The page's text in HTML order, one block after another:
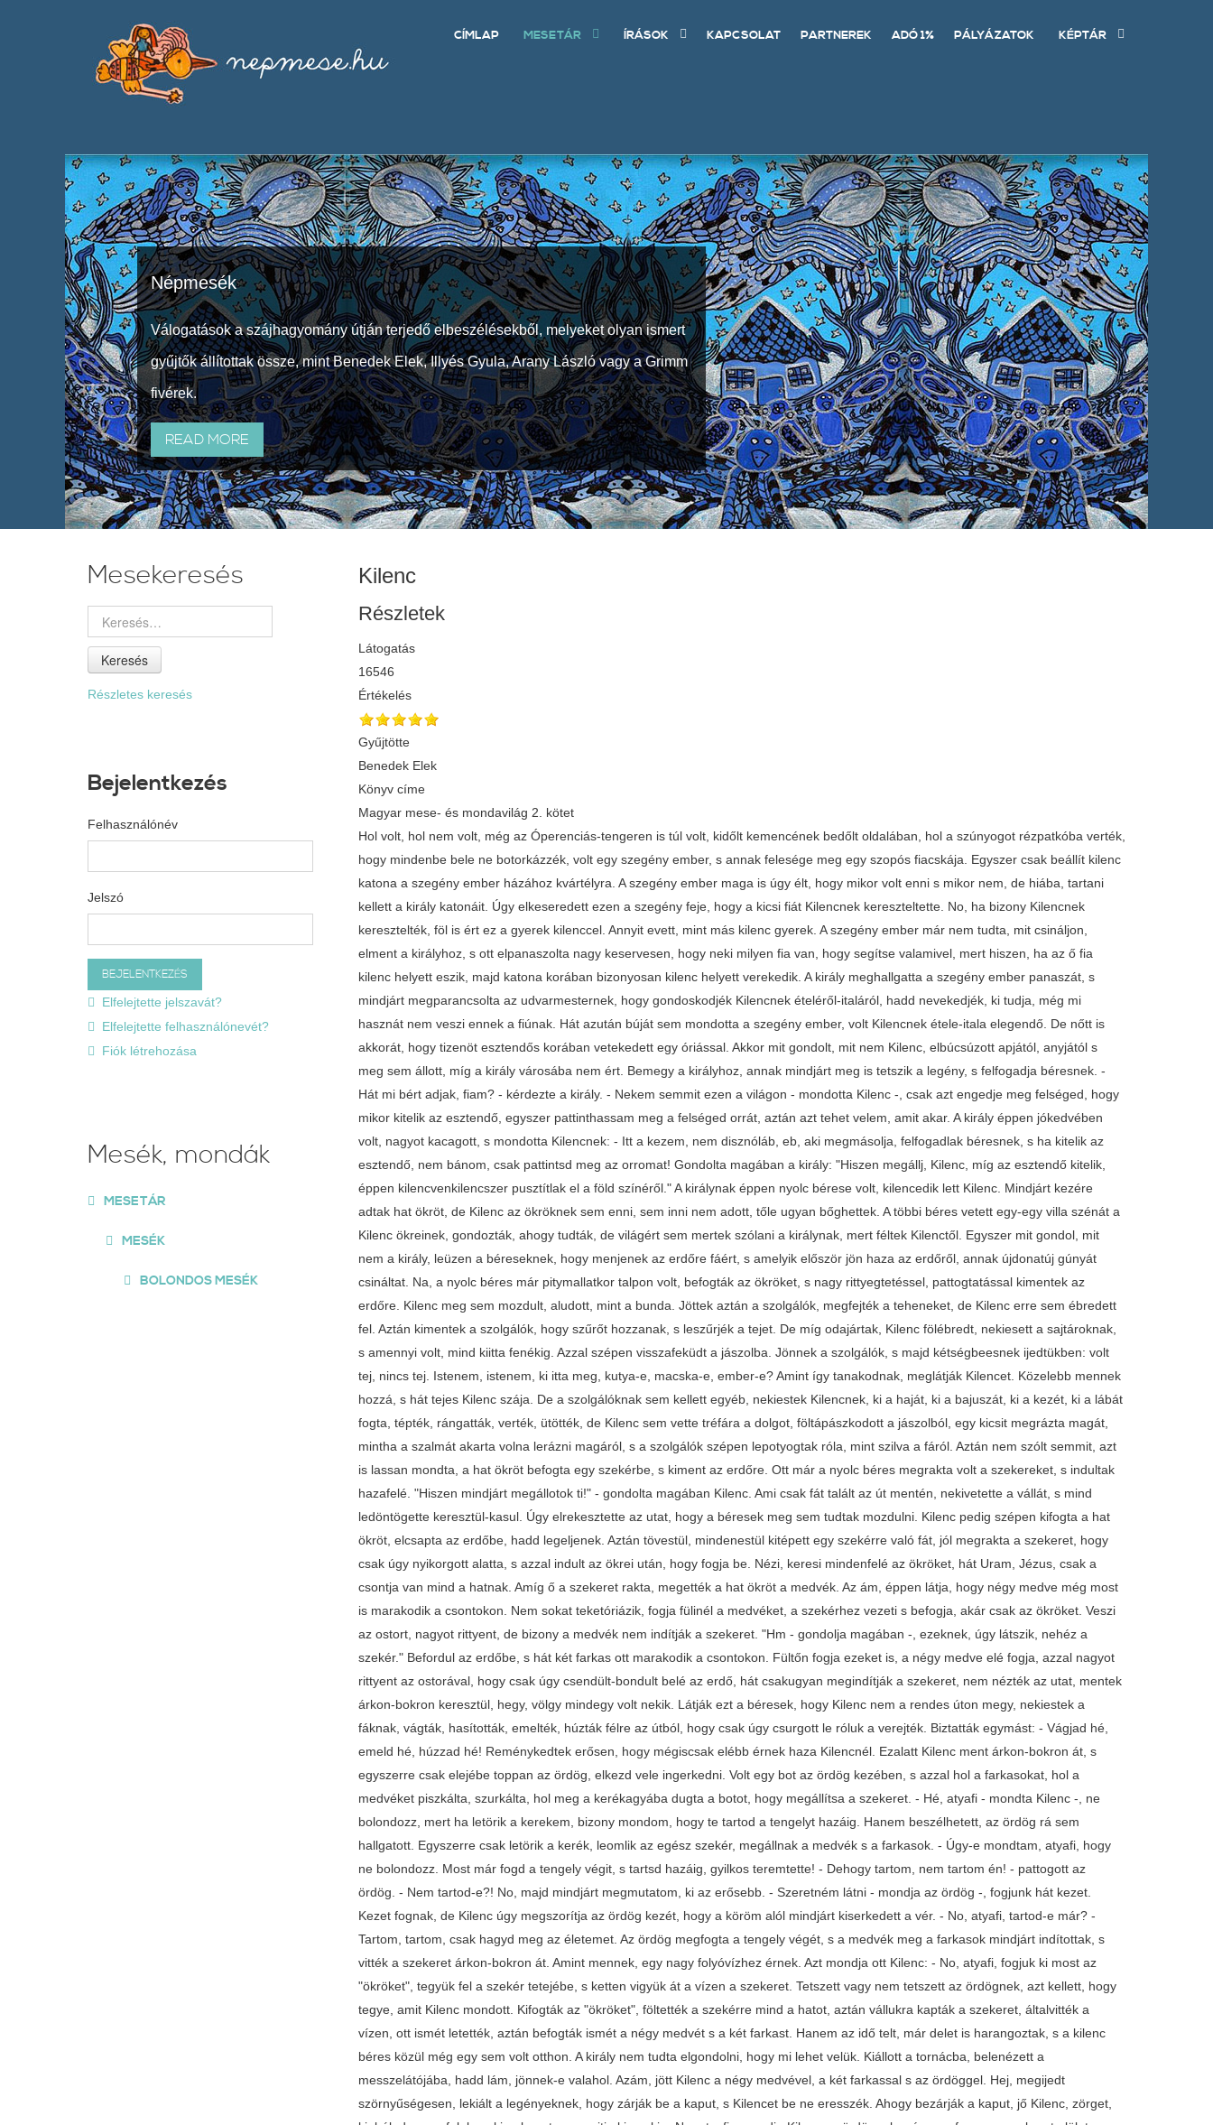
CÍMLAP MESETÁR ÍRÁSOK KAPCSOLAT PARTNEREK ADÓ 1% PÁLYÁZATOK KÉPTÁR
Népmesék
Válogatások a szájhagyomány útján terjedő elbeszélésekből, melyeket olyan ismert
gyűjtők állítottak össze, mint Benedek Elek, Illyés Gyula, Arany László vagy a Grimm
fivérek.
READ MORE
Kilenc
Részletek
Látogatás
16546
Értékelés
Gyűjtötte
Benedek Elek
Könyv címe
Magyar mese- és mondavilág 2. kötet
Hol volt, hol nem volt, még az Óperenciás-tengeren is túl volt, kidőlt kemencének bedőlt oldalában, hol a szúnyogot rézpatkóba verték, hogy mindenbe bele ne botorkázzék, volt egy szegény ember, s annak felesége meg egy szopós fiacskája. Egyszer csak beállít kilenc katona a szegény ember házához kvártélyra. A szegény ember maga is úgy élt, hogy mikor volt enni s mikor nem, de hiába, tartani kellett a király katonáit. Úgy elkeseredett ezen a szegény feje, hogy a kicsi fiát Kilencnek kereszteltette. No, ha bizony Kilencnek keresztelték, föl is ért ez a gyerek kilenccel. Annyit evett, mint más kilenc gyerek. A szegény ember már nem tudta, mit csináljon, elment a királyhoz, s ott elpanaszolta nagy keservesen, hogy neki milyen fia van, hogy segítse valamivel, mert hiszen, ha az ő fia kilenc helyett eszik, majd katona korában bizonyosan kilenc helyett verekedik. A király meghallgatta a szegény ember panaszát, s mindjárt megparancsolta az udvarmesternek, hogy gondoskodjék Kilencnek ételéről-italáról, hadd nevekedjék, ki tudja, még mi hasznát nem veszi ennek a fiúnak. Hát azután búját sem mondotta a szegény ember, volt Kilencnek étele-itala elegendő. De nőtt is akkorát, hogy tizenöt esztendős korában vetekedett egy óriással. Akkor mit gondolt, mit nem Kilenc, elbúcsúzott apjától, anyjától s meg sem állott, míg a király városába nem ért. Bemegy a királyhoz, annak mindjárt meg is tetszik a legény, s felfogadja béresnek. - Hát mi bért adjak, fiam? - kérdezte a király. - Nekem semmit ezen a világon - mondotta Kilenc -, csak azt engedje meg felséged, hogy mikor kitelik az esztendő, egyszer pattinthassam meg a felséged orrát, aztán azt tehet velem, amit akar. A király éppen jókedvében volt, nagyot kacagott, s mondotta Kilencnek: - Itt a kezem, nem disznóláb, eb, aki megmásolja, felfogadlak béresnek, s ha kitelik az esztendő, nem bánom, csak pattintsd meg az orromat! Gondolta magában a király: "Hiszen megállj, Kilenc, míg az esztendő kitelik, éppen kilencvenkilencszer pusztítlak el a föld színéről." A királynak éppen nyolc bérese volt, kilencedik lett Kilenc. Mindjárt kezére adtak hat ökröt, de Kilenc az ökröknek sem enni, sem inni nem adott, tőle ugyan bőghettek. A többi béres vetett egy-egy villa szénát a Kilenc ökreinek, gondozták, ahogy tudták, de világért sem mertek szólani a királynak, mert féltek Kilenctől. Egyszer mit gondol, mit nem a király, leüzen a béreseknek, hogy menjenek az erdőre fáért, s amelyik először jön haza az erdőről, annak újdonatúj gúnyát csináltat. Na, a nyolc béres már pitymallatkor talpon volt, befogták az ökröket, s nagy rittyegtetéssel, pattogtatással kimentek az erdőre. Kilenc meg sem mozdult, aludott, mint a bunda. Jöttek aztán a szolgálók, megfejték a teheneket, de Kilenc erre sem ébredett fel. Aztán kimentek a szolgálók, hogy szűrőt hozzanak, s leszűrjék a tejet. De míg odajártak, Kilenc fölébredt, nekiesett a sajtároknak, s amennyi volt, mind kiitta fenékig. Azzal szépen visszafeküdt a jászolba. Jönnek a szolgálók, s majd kétségbeesnek ijedtükben: volt tej, nincs tej. Istenem, istenem, ki itta meg, kutya-e, macska-e, ember-e? Amint így tanakodnak, meglátják Kilencet. Közelebb mennek hozzá, s hát tejes Kilenc szája. De a szolgálóknak sem kellett egyéb, nekiestek Kilencnek, ki a haját, ki a bajuszát, ki a kezét, ki a lábát fogta, tépték, rángatták, verték, ütötték, de Kilenc sem vette tréfára a dolgot, föltápászkodott a jászolból, egy kicsit megrázta magát, mintha a szalmát akarta volna lerázni magáról, s a szolgálók szépen lepotyogtak róla, mint szilva a fáról. Aztán nem szólt semmit, azt is lassan mondta, a hat ökröt befogta egy szekérbe, s kiment az erdőre. Ott már a nyolc béres megrakta volt a szekereket, s indultak hazafelé. "Hiszen mindjárt megállotok ti!" - gondolta magában Kilenc. Ami csak fát talált az út mentén, nekivetette a vállát, s mind ledöntögette keresztül-kasul. Úgy elrekesztette az utat, hogy a béresek meg sem tudtak mozdulni. Kilenc pedig szépen kifogta a hat ökröt, elcsapta az erdőbe, hadd legeljenek. Aztán tövestül, mindenestül kitépett egy szekérre való fát, jól megrakta a szekeret, hogy csak úgy nyikorgott alatta, s azzal indult az ökrei után, hogy fogja be. Nézi, keresi mindenfelé az ökröket, hát Uram, Jézus, csak a csontja van mind a hatnak. Amíg ő a szekeret rakta, megették a hat ökröt a medvék. Az ám, éppen látja, hogy négy medve még most is marakodik a csontokon. Nem sokat teketóriázik, fogja fülinél a medvéket, a szekérhez vezeti s befogja, akár csak az ökröket. Veszi az ostort, nagyot rittyent, de bizony a medvék nem indítják a szekeret. "Hm - gondolja magában -, ezeknek, úgy látszik, nehéz a szekér." Befordul az erdőbe, s hát két farkas ott marakodik a csontokon. Fültőn fogja ezeket is, a négy medve elé fogja, azzal nagyot rittyent az ostorával, hogy csak úgy csendült-bondult belé az erdő, hát csakugyan megindítják a szekeret, nem nézték az utat, mentek árkon-bokron keresztül, hegy, völgy mindegy volt nekik. Látják ezt a béresek, hogy Kilenc nem a rendes úton megy, nekiestek a fáknak, vágták, hasították, emelték, húzták félre az útból, hogy csak úgy csurgott le róluk a verejték. Biztatták egymást: - Vágjad hé, emeld hé, húzzad hé! Reménykedtek erősen, hogy mégiscsak elébb érnek haza Kilencnél. Ezalatt Kilenc ment árkon-bokron át, s egyszerre csak elejébe toppan az ördög, elkezd vele ingerkedni. Volt egy bot az ördög kezében, s azzal hol a farkasokat, hol a medvéket piszkálta, szurkálta, hol meg a kerékagyába dugta a botot, hogy megállítsa a szekeret. - Hé, atyafi - mondta Kilenc -, ne bolondozz, mert ha letörik a kerekem, bizony mondom, hogy te tartod a tengelyt hazáig. Hanem beszélhetett, az ördög rá sem hallgatott. Egyszerre csak letörik a kerék, leomlik az egész szekér, megállnak a medvék s a farkasok. - Úgy-e mondtam, atyafi, hogy ne bolondozz. Most már fogd a tengely végit, s tartsd hazáig, gyilkos teremtette! - Dehogy tartom, nem tartom én! - pattogott az ördög. - Nem tartod-e?! No, majd mindjárt megmutatom, ki az erősebb. - Szeretném látni - mondja az ördög -, fogjunk hát kezet. Kezet fognak, de Kilenc úgy megszorítja az ördög kezét, hogy a köröm alól mindjárt kiserkedett a vér. - No, atyafi, tartod-e már? - Tartom, tartom, csak hagyd meg az életemet. Az ördög megfogta a tengely végét, s a medvék meg a farkasok mindjárt indítottak, s vitték a szekeret árkon-bokron át. Amint mennek, egy nagy folyóvízhez érnek. Azt mondja ott Kilenc: - No, atyafi, fogjuk ki most az "ökröket", tegyük fel a szekér tetejébe, s ketten vigyük át a vízen a szekeret. Tetszett vagy nem tetszett az ördögnek, azt kellett, hogy tegye, amit Kilenc mondott. Kifogták az "ökröket", föltették a szekérre mind a hatot, aztán vállukra kapták a szekeret, általvitték a vízen, ott ismét letették, aztán befogták ismét a négy medvét s a két farkast. Hanem az idő telt, már delet is harangoztak, s a kilenc béres közül még egy sem volt otthon. A király nem tudta elgondolni, hogy mi lehet velük. Kiállott a tornácba, belenézett a messzelátójába, hadd lám, jönnek-e valahol. Azám, jött Kilenc a négy medvével, a két farkassal s az ördöggel. Hej, megijedt szörnyűségesen, lekiált a legényeknek, hogy zárják be a kaput, s Kilencet be ne eresszék. Ahogy bezárják a kaput, jő Kilenc, zörget, kiabál, de nem felel senki, a kaput sem nyitja ki senki. - No, atyafi - mondja Kilenc az ördögnek -, én megfogom a szekeret elöl, te meg túlról, s hajítsuk át a kapun, de úgy, hogy se a szekérnek, se az "ökröknek" baja ne legyen. Megfogják a szekeret, áthajítják a kapun. Nem is lett baja sem a szekérnek, sem az "ökröknek", csak a fák törtek apró darabokra; vihették mindjárt a szolgálók a konyhára. A medvéket s a farkasokat Kilenc szépen bekötötte az istállóba. A király úgy megijedett, hogy egy szó nem sok, annyit sem mert szólani Kilencnek. Megcsináltatta neki a ruhát, s még meg is dicsérte. Hanem ettől kezdve nem volt sem éjjele, sem nappala. "Istenem, Istenem - gondolta magában -, ha kitelik az esztendő, s ez a legény megpattintja az orromat, vége az életemnek!" Mind azon törte a fejét, hogy s mint tudja elpusztítani Kilencet. Egyszer aztán levelet írt a király a szomszéd városba, s azt írta abban a levélben, hogy aki ezt a levelet általadja, világhíres nagy tolvaj, egyszeriben füleljék le s akasszák fel. Hanem szóval azt mondotta Kilencnek, hogy csak menjen be a városba, itt meg itt adja át a levelet, ott nagy summa pénzzel tartoznak, s hozza el a pénzt. Béfogja Kilenc az ő hat "ökrét", bemegy a városba, ottan átadja a levelet a bírónak. No, mindjárt összecsődítik a várost, körülfogják Kilencet, s viszik az akasztófa alá. Mondja a hóhér Kilencnek: - No, fiam, ne félj, tedd a nyakadat a hurokba! Mondja Kilenc: - Tenném én jó szívvel, de nem tudom a módját. Elébb mutassa meg kend. Mit gondol, mit nem a hóhér, bolond fejét beledugja a hurokba. De Kilencnek sem kellett több, megrántja a kötelet, s vége volt a hóhérnak. Hej, megijednek a népek, szaladott, ki amerre látott. - Nem oda Buda! - kiáltott Kilenc. Nyakon csípte a város bíráját, s mondta: - Hé, add meg a király pénzét, mert különben az egész várost összeduvasztom. Mit csináljon a szegény városbírája, ami pénz volt a ládában, leolvasta Kilencnek. Azzal Kilenc nagy vígan visszament a királyhoz. - Itt a pénz, felséges királyom. Majd megpukkadt mérgében a király. Nem tudta már, mit csináljon Kilenccel. Gondolt erre, gondolt arra, egyszerre csak azt gondolta, hogy összeszedeti, ami csont van a határban, s elküldi Kilenccel az ördögök malmába, hogy őröltesse meg. Ha az emberek nem bírtak vele, majd csak bírnak vele az ördögök - gondolta magában a király. Még aznap összeszednek kilenc zsák csontot, s mondja a király Kilencnek: - No, fiam, vidd el ezt a kilenc zsák csontot az ördögök malmába, s őröltesd meg! Befogja Kilenc a négy medvét s a két farkast, viszi a csontot az ördögök malmába. De mikor éppen közeledett a malom felé, észrevette az az ördög, akivel a szekér tengelyét az erdőben megfogatta volt, uccu, kiszalad az ördög, bezárja a kaput, s még a hátát is jól nekiveti
Mesekeresés
Keresés
Részletes keresés
Bejelentkezés
Felhasználónév
Jelszó
Elfelejtette jelszavát?
Elfelejtette felhasználónevét?
Fiók létrehozása
Mesék, mondák
MESETÁR
MESÉK
BOLONDOS MESÉK